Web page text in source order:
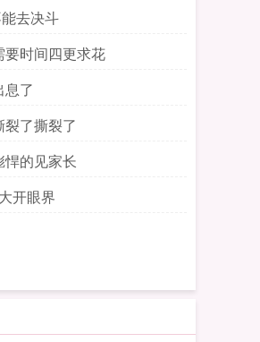
去决斗
要时间四更求花
息了
了撕裂了
悍的见家长
开眼界